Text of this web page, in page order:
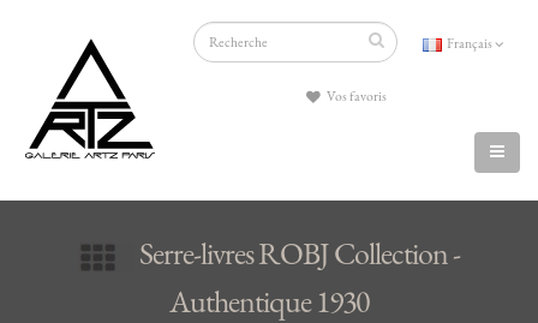
Français
Vos favoris
Serre-livres ROBJ Collection -
Authentique 1930